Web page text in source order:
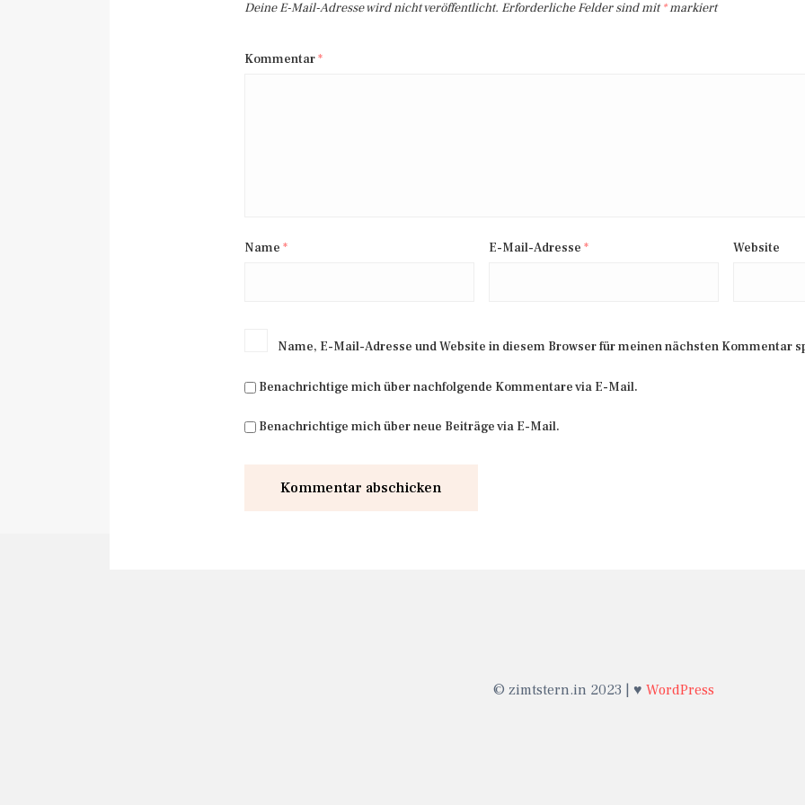
Deine E-Mail-Adresse wird nicht veröffentlicht. Erforderliche Felder sind mit*markiert
Kommentar*
Name * E-Mail-Adresse * Website
Name, E-Mail-Adresse und Website in diesem Browser für meinen nächsten Kommentar
Benachrichtige mich über nachfolgende Kommentare via E-Mail.
Benachrichtige mich über neue Beiträge via E-Mail.
© zimtstern.in 2023 | ♥ WordPress